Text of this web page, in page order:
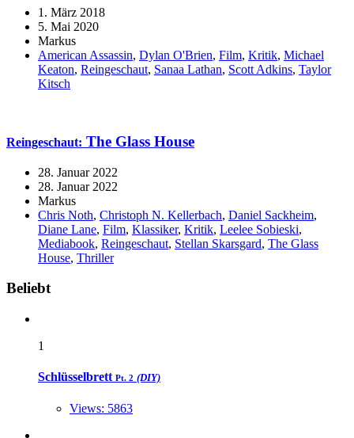
1. März 2018
5. Mai 2020
Markus
American Assassin, Dylan O'Brien, Film, Kritik, Michael
Keaton, Reingeschaut, Sanaa Lathan, Scott Adkins, Taylor
Kitsch
Reingeschaut: The Glass House
28. Januar 2022
28. Januar 2022
Markus
Chris Noth, Christoph N. Kellerbach, Daniel Sackheim,
Diane Lane, Film, Klassiker, Kritik, Leelee Sobieski,
Mediabook, Reingeschaut, Stellan Skarsgard, The Glass
House, Thriller
Widgets
Beliebt
1
Schlüsselbrett Pt. 2 (DIY)
Views: 5863